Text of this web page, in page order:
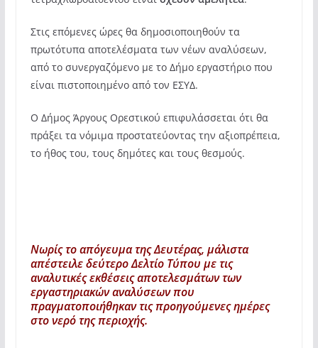
Στις επόμενες ώρες θα δημοσιοποιηθούν τα
πρωτότυπα αποτελέσματα των νέων αναλύσεων,
από το συνεργαζόμενο με το Δήμο εργαστήριο που
είναι πιστοποιημένο από τον ΕΣΥΔ.
Ο Δήμος Άργους Ορεστικού επιφυλάσσεται ότι θα
πράξει τα νόμιμα προστατεύοντας την αξιοπρέπεια,
το ήθος του, τους δημότες και τους θεσμούς.
Νωρίς το απόγευμα της Δευτέρας, μάλιστα
απέστειλε δεύτερο Δελτίο Τύπου με τις
αναλυτικές εκθέσεις αποτελεσμάτων των
εργαστηριακών αναλύσεων που
πραγματοποιήθηκαν τις προηγούμενες ημέρες
στο νερό της περιοχής.